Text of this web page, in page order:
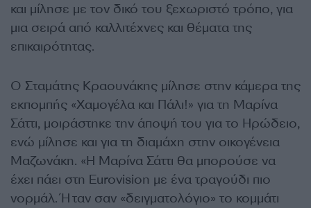
και μίλησε με τον δικό του ξεχωριστό τρόπο, για
μια σειρά από καλλιτέχνες και θέματα της
επικαιρότητας.
Ο Σταμάτης Κραουνάκης μίλησε στην κάμερα της
εκπομπής «Χαμογέλα και Πάλι!» για τη Μαρίνα
Σάττι, μοιράστηκε την άποψή του για το Ηρώδειο,
ενώ μίλησε και για τη διαμάχη στην οικογένεια
Μαζωνάκη. «Η Μαρίνα Σάττι θα μπορούσε να
έχει πάει στη Eurovision με ένα τραγούδι πιο
νορμάλ. Ήταν σαν «δειγματολόγιο» το κομμάτι